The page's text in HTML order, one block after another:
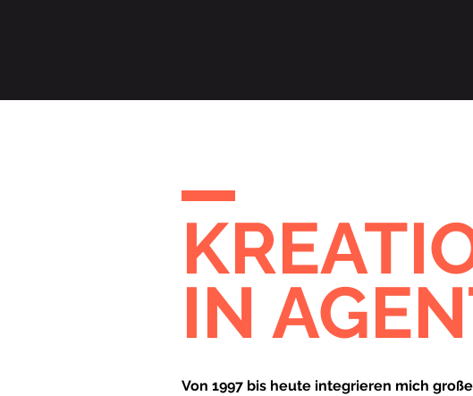
IN
Von 1997 bis heute integrieren mich